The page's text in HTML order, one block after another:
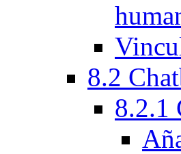
8.2
8.2.1